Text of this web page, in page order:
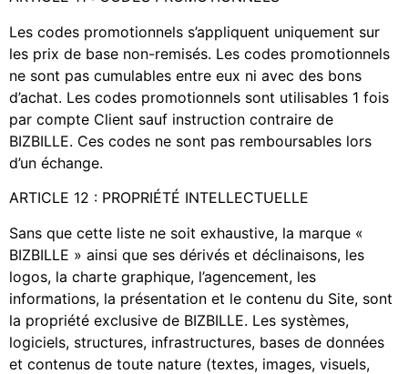
Les codes promotionnels s’appliquent uniquement sur
les prix de base non-remisés. Les codes promotionnels
ne sont pas cumulables entre eux ni avec des bons
d’achat. Les codes promotionnels sont utilisables 1 fois
par compte Client sauf instruction contraire de
BIZBILLE. Ces codes ne sont pas remboursables lors
d’un échange.
ARTICLE 12 : PROPRIÉTÉ INTELLECTUELLE
Sans que cette liste ne soit exhaustive, la marque «
BIZBILLE » ainsi que ses dérivés et déclinaisons, les
logos, la charte graphique, l’agencement, les
informations, la présentation et le contenu du Site, sont
la propriété exclusive de BIZBILLE. Les systèmes,
logiciels, structures, infrastructures, bases de données
et contenus de toute nature (textes, images, visuels,